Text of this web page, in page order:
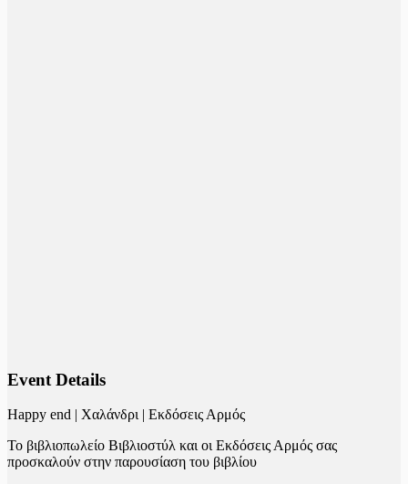
Event Details
Happy end | Χαλάνδρι | Εκδόσεις Αρμός
Το βιβλιοπωλείο Βιβλιοστύλ και οι Εκδόσεις Αρμός σας
προσκαλούν στην παρουσίαση του βιβλίου